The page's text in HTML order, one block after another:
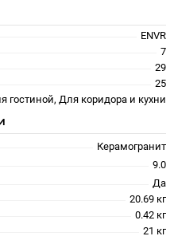
ENVR
7
29
25
гостиной, Для коридора и кухни
Керамогранит
9.0
Да
20.69 кг
0.42 кг
21 кг